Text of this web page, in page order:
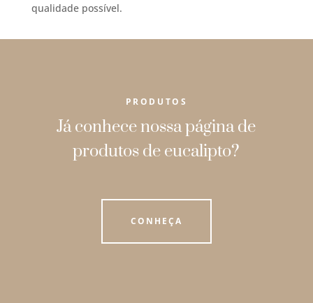
qualidade possível.
PRODUTOS
Já conhece nossa página de
produtos de eucalipto?
CONHEÇA